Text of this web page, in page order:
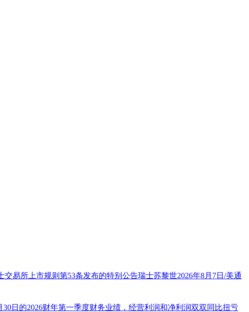
易所上市规则第53条发布的特别公告瑞士苏黎世2026年8月7日/美通
日的2026财年第一季度财务业绩，经营利润和净利润双双同比扭亏